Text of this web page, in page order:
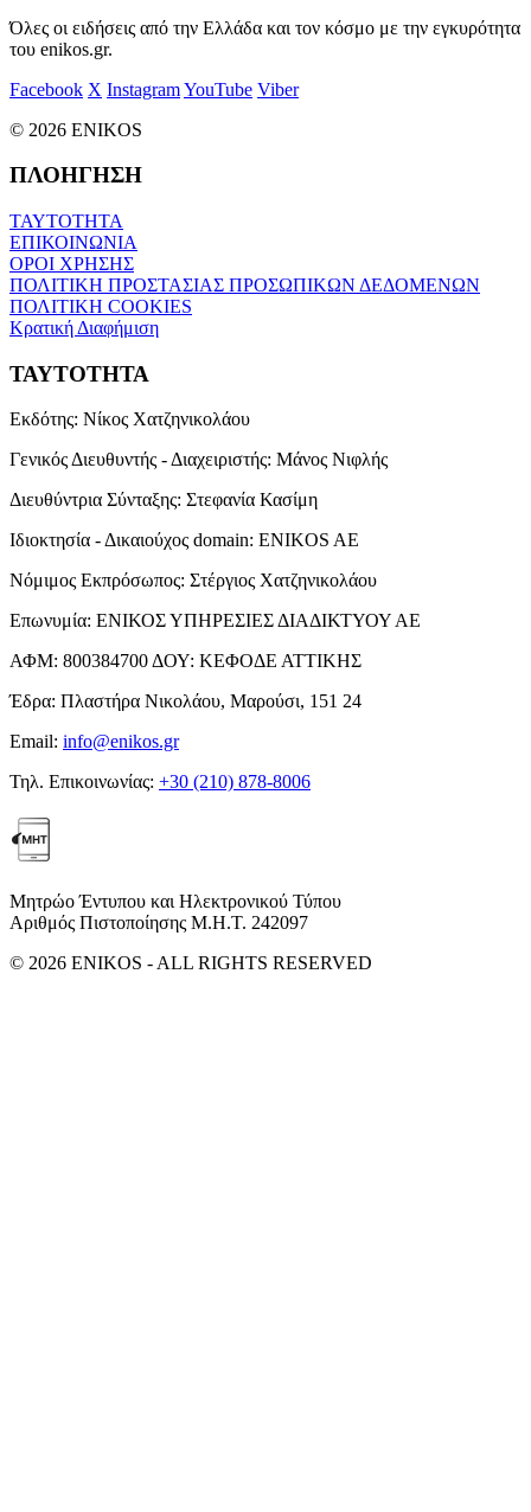
Όλες οι ειδήσεις από την Ελλάδα και τον κόσμο με την εγκυρότητα
του enikos.gr.
Facebook X InstagramYouTube Viber
© 2026 ENIKOS
ΠΛΟΗΓΗΣΗ
ΤΑΥΤΟΤΗΤΑ
ΕΠΙΚΟΙΝΩΝΙΑ
ΟΡΟΙ ΧΡΗΣΗΣ
ΠΟΛΙΤΙΚΗ ΠΡΟΣΤΑΣΙΑΣ ΠΡΟΣΩΠΙΚΩΝ ΔΕΔΟΜΕΝΩΝ
ΠΟΛΙΤΙΚΗ COOKIES
Κρατική Διαφήμιση
ΤΑΥΤΟΤΗΤΑ
Εκδότης: Νίκος Χατζηνικολάου
Γενικός Διευθυντής - Διαχειριστής: Μάνος Νιφλής
Διευθύντρια Σύνταξης: Στεφανία Κασίμη
Ιδιοκτησία - Δικαιούχος domain: ENIKOS AE
Νόμιμος Εκπρόσωπος: Στέργιος Χατζηνικολάου
Επωνυμία: ΕΝΙΚΟΣ ΥΠΗΡΕΣΙΕΣ ΔΙΑΔΙΚΤΥΟΥ ΑΕ
ΑΦΜ: 800384700ΔΟΥ: ΚΕΦΟΔΕ ΑΤΤΙΚΗΣ
Έδρα: Πλαστήρα Νικολάου, Μαρούσι, 151 24
Email: info@enikos.gr
Τηλ. Επικοινωνίας: +30 (210) 878-8006
Μητρώο Έντυπου και Ηλεκτρονικού Τύπου
Αριθμός Πιστοποίησης Μ.Η.Τ. 242097
© 2026 ENIKOS - ALL RIGHTS RESERVED